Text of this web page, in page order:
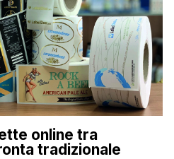
online tra
tradizionale